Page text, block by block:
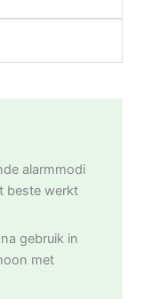
alarmmodi
beste werkt
gebruik in
met